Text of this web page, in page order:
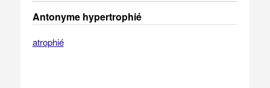
Antonyme hypertrophié
atrophié